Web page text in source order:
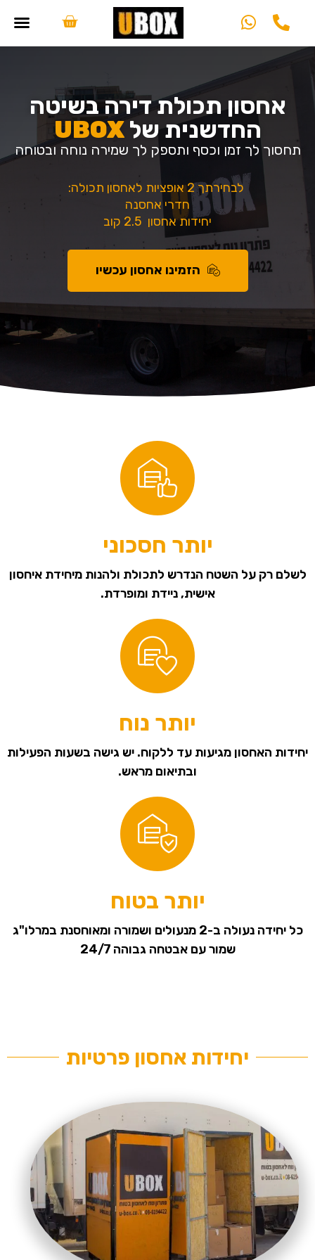
אחסון תכולת דירה בשיטה
החדשנית שלUBOX
תחסוך לך זמן וכסף ותספק לך שמירה נוחה ובטוחה
לבחירתך 2 אופציות לאחסון תכולה:
חדרי אחסנה
יחידות אחסון 2.5 קוב
הזמינו אחסון עכשיו
יותר חסכוני
לשלם רק על השטח הנדרש לתכולת ולהנות מיחידת איחסון
אישית, ניידת ומופרדת.
יותר נוח
יחידות האחסון מגיעות עד ללקוח. יש גישה בשעות הפעילות
ובתיאום מראש.
יותר בטוח
כל יחידה נעולה ב-2 מנעולים ושמורה ומאוחסנת במרלו"ג
שמור עם אבטחה גבוהה 24/7
יחידות אחסון פרטיות